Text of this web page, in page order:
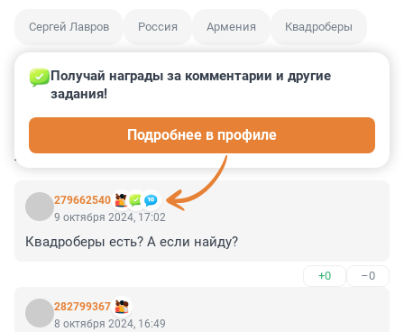
Сергей Лавров Россия Армения Квадроберы
КОММЕНТАРИИ 25
279662540
Получай награды за комментарии и другие
задания!
Подробнее в профиле
9 октября 2024, 17:02
Квадроберы есть? А если найду?
+0 –0
282799367
8 октября 2024, 16:49